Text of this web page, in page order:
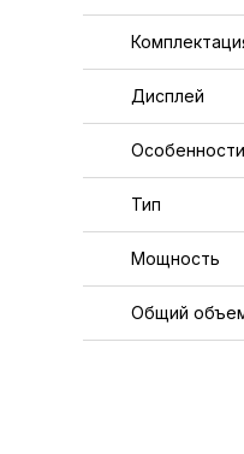
Дисплей
Особенности
Тип
Мощность
Общий